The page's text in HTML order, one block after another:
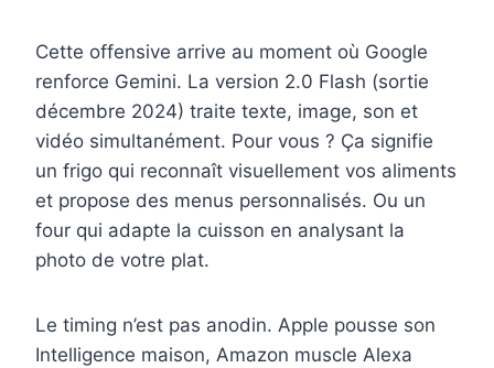
Cette offensive arrive au moment où Google
renforce Gemini. La version 2.0 Flash (sortie
décembre 2024) traite texte, image, son et
vidéo simultanément. Pour vous ? Ça signifie
un frigo qui reconnaît visuellement vos aliments
et propose des menus personnalisés. Ou un
four qui adapte la cuisson en analysant la
photo de votre plat.
Le timing n’est pas anodin. Apple pousse son
Intelligence maison, Amazon muscle Alexa